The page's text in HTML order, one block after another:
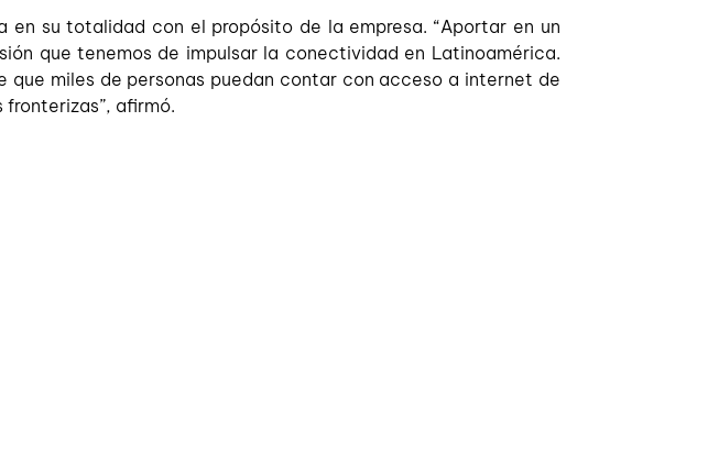
su totalidad con el propósito de la empresa. “Aportar en un
que tenemos de impulsar la conectividad en Latinoamérica.
miles de personas puedan contar con acceso a internet de
afirmó.